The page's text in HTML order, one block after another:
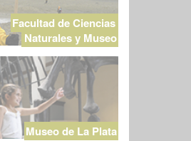
Facultad de Ciencias
Naturales y Museo
Museo de La Plata